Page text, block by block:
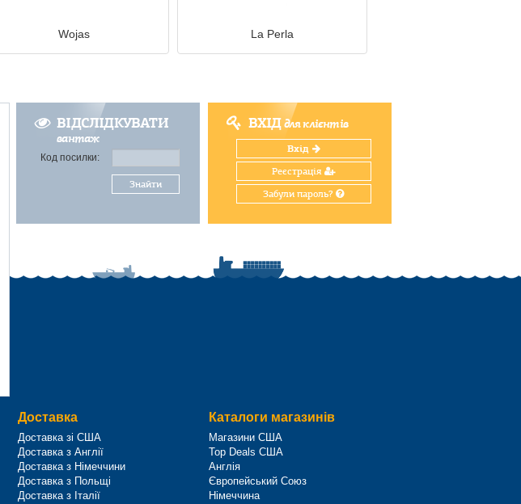
Wojas La Perla
ВІДСЛІДКУВАТИ
вантаж
Код посилки:
Знайти
ВХІДдля клієнтів
Вхід
Реєстрація
Забули пароль?
Доставка
Доставка зі США
Доставка з Англії
Доставка з Німеччини
Доставка з Польщі
Доставка з Італії
Каталоги магазинів
Магазини США
Top Deals США
Англія
Європейський Союз
Німеччина